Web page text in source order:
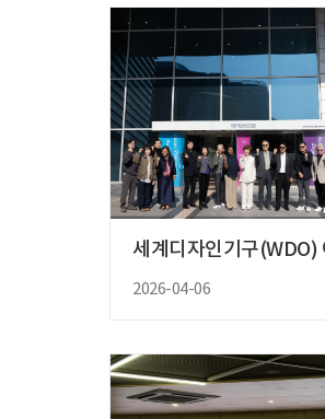
2026-04-06